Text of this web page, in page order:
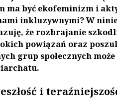
ma być ekofeminizm i
inkluzywnymi? W
że rozbrajanie
powiązań oraz
grup społecznych
i